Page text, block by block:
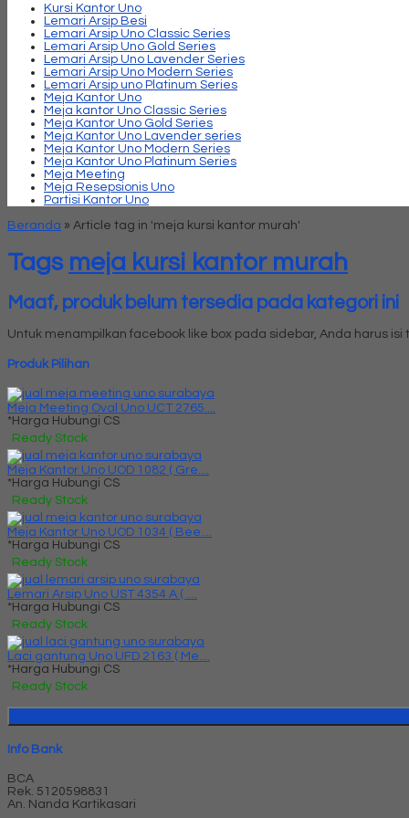
Kursi Kantor Uno
Lemari Arsip Besi
Lemari Arsip Uno Classic Series
Lemari Arsip Uno Gold Series
Lemari Arsip Uno Lavender Series
Lemari Arsip Uno Modern Series
Lemari Arsip uno Platinum Series
Meja Kantor Uno
Meja kantor Uno Classic Series
Meja Kantor Uno Gold Series
Meja Kantor Uno Lavender series
Meja Kantor Uno Modern Series
Meja Kantor Uno Platinum Series
Meja Meeting
Meja Resepsionis Uno
Partisi Kantor Uno
Beranda » Article tag in 'meja kursi kantor murah'
Tags meja kursi kantor murah
Maaf, produk belum tersedia pada kategori ini
Untuk menampilkan facebook like box pada sidebar, Anda harus
Produk Pilihan
Meja Meeting Oval Uno UCT 2765....
*Harga Hubungi CS
Ready Stock
Meja Kantor Uno UOD 1082 ( Gre....
*Harga Hubungi CS
Ready Stock
Meja Kantor Uno UOD 1034 ( Bee....
*Harga Hubungi CS
Ready Stock
Lemari Arsip Uno UST 4354 A ( ....
*Harga Hubungi CS
Ready Stock
Laci gantung Uno UFD 2163 ( Me....
*Harga Hubungi CS
Ready Stock
Info Bank
BCA
Rek. 5120598831
An. Nanda Kartikasari